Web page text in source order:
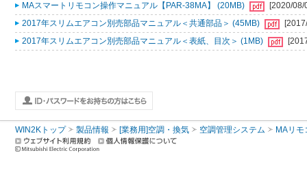
MAスマートリモコン操作マニュアル【PAR-38MA】 (20MB)
[2020/08/
2017年スリムエアコン別売部品マニュアル＜共通部品＞ (45MB)
2017年スリムエアコン別売部品マニュアル＜表紙、目次＞ (1MB)
WIN2Kトップ 製品情報 [業務用]空調・換気 空調管理システム MAリモ